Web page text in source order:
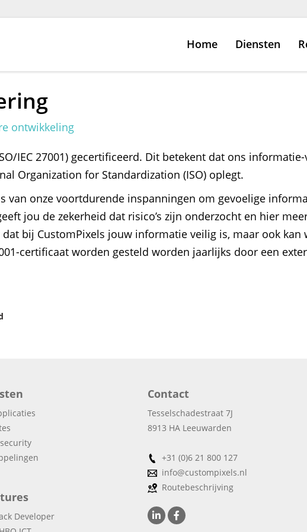
Home Diensten
ontwikkeling
IEC 27001) gecertificeerd. Dit betekent dat ons
Organization for Standardization (ISO) oplegt.
van onze voortdurende inspanningen om gevoelige
jou de zekerheid dat risico’s zijn onderzocht en hier
bij CustomPixels jouw informatie veilig is, maar ook
certificaat worden gesteld worden jaarlijks door een
Developer
Contact
Tesselschadestraat 7J
8913 HA Leeuwarden
+31 (0)6 21 800 127
info@custompixels.nl
Routebeschrijving